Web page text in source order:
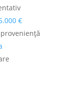
€